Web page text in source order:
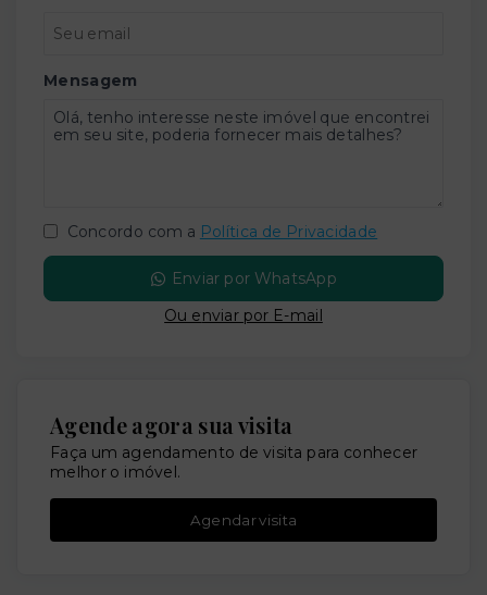
Mensagem
Concordo com a Política de Privacidade
Enviar por WhatsApp
Ou enviar por E-mail
Agende agora sua visita
Faça um agendamento de visita para conhecer
melhor o imóvel.
Agendar visita